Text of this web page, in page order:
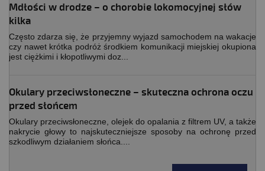
Mdłości w drodze – o chorobie lokomocyjnej słów
kilka
Często zdarza się, że przyjemny wyjazd samochodem na wakacje
czy nawet krótka podróż środkiem komunikacji miejskiej okupiona
jest ciężkimi i kłopotliwymi doz...
Okulary przeciwsłoneczne – skuteczna ochrona oczu
przed słońcem
Okulary przeciwsłoneczne, olejek do opalania z filtrem UV, a także
nakrycie głowy to najskuteczniejsze sposoby na ochronę przed
szkodliwym działaniem słońca....